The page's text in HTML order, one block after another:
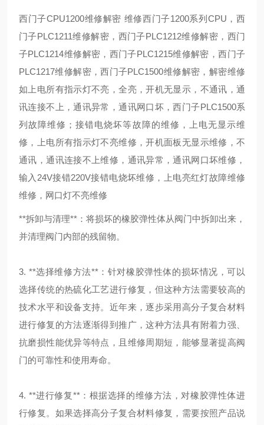
西门子CPU1200维修解密 维修西门子1200系列CPU，西
门子PLC1211维修解密，西门子PLC1212维修解密，西门
子PLC1214维修解密，西门子PLC1215维修解密，西门子
PLC1217维修解密，西门子PLC1500维修解密，解密维修
如上电所有指示灯不亮，全亮，开机无显示，不通讯，通
讯连接不上，通讯异常，通讯网口坏，西门子PLC1500系
列故障维修；接错电烧坏等故障的维修，上电无显示维
修，上电所有指示灯不亮维修，开机面板无显示维修，不
通讯，通讯连接不上维修，通讯异常，通讯网口坏维修，
输入24V接错220V接错电烧坏维修，上电亮红灯故障维修
维修，网口灯不亮维修
**拆卸与清理**：将损坏的橡胶弹性体从阀门中拆卸出来，
并清理阀门内部的残留物。
3. **选择维修方法**：针对橡胶弹性体的损坏情况，可以
选择传统的热硫化工艺进行修复，但这种方法需要较高的
技术水平和设备支持。近年来，逐步采用高分子复合材料
进行修复的方法逐渐得到推广，这种方法具有附着力强、
抗磨损性能优异等特点，且维修周期短，能够显著提高阀
门的可靠性和使用寿命。
4. **进行修复**：根据选择的维修方法，对橡胶弹性体进
行修复。如果选择高分子复合材料修复，需要按照产品说